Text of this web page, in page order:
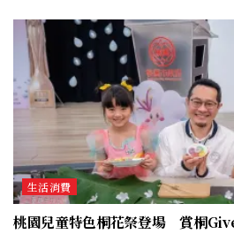
生活消費
桃園兒童特色桐花祭登場 賞桐